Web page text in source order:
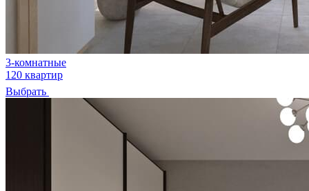
3-комнатные
120 квартир
Выбрать